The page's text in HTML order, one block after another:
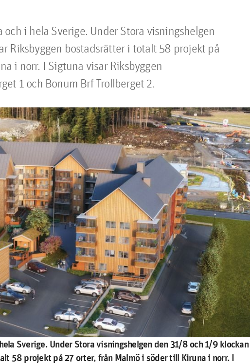
i hela Sverige. Under Stora visningshelgen
Riksbyggen bostadsrätter i totalt 58 projekt på
i norr. I Sigtuna visar Riksbyggen
1 och Bonum Brf Trollberget 2.
Sverige. Under Stora visningshelgen den 31/8 och 1/9 klockan
58 projekt på 27 orter, från Malmö i söder till Kiruna i norr. I